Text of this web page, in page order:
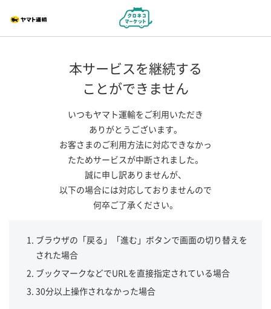
本サービスを継続する
ことができません
いつもヤマト運輸をご利用いただき
ありがとうございます。
お客さまのご利用方法に対応できなかっ
たためサービスが中断されました。
誠に申し訳ありませんが、
以下の場合には対応しておりませんので
何卒ご了承ください。
ブラウザの「戻る」「進む」ボタンで画面の切り替えを
された場合
ブックマークなどでURLを直接指定されている場合
30分以上操作されなかった場合